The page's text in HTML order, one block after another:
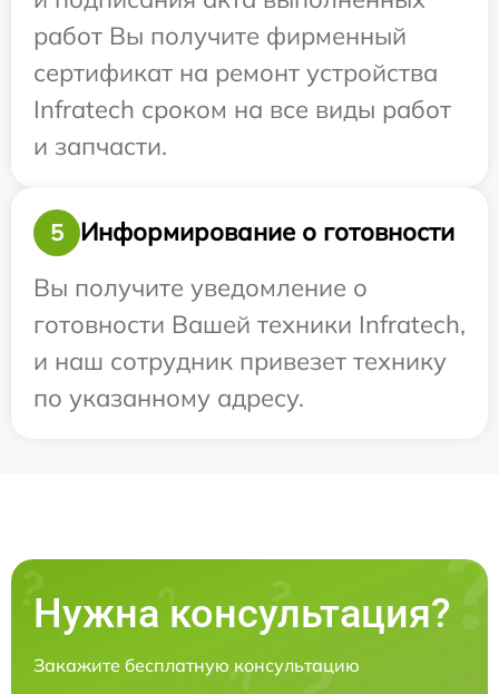
работ Вы получите фирменный
сертификат на ремонт устройства
Infratech сроком на все виды работ
и запчасти.
5
Информирование о готовности
Вы получите уведомление о
готовности Вашей техники Infratech,
и наш сотрудник привезет технику
по указанному адресу.
Нужна консультация?
Закажите бесплатную консультацию